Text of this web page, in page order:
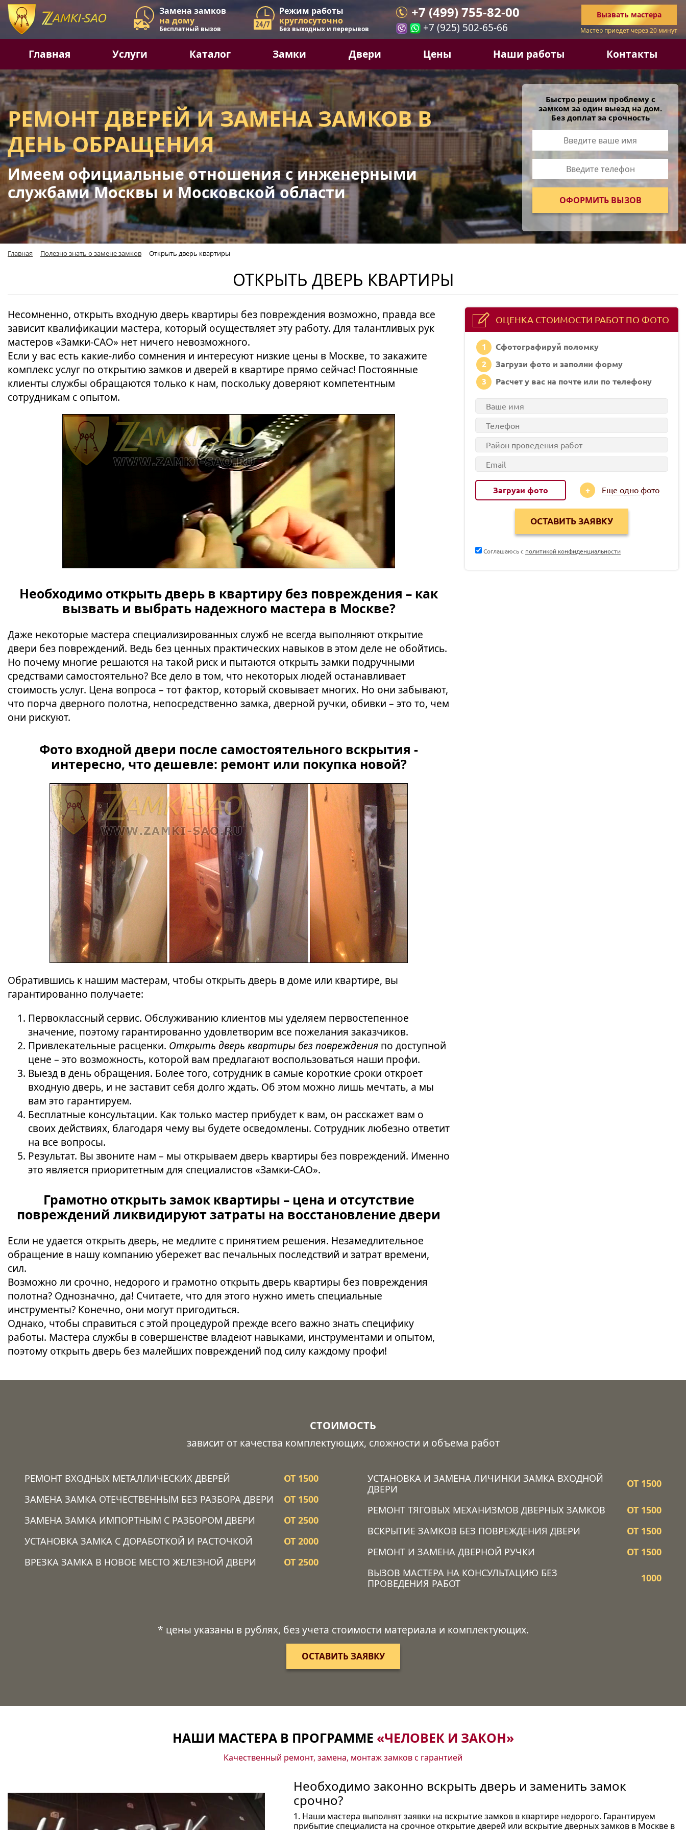
Замена замков
на дому
Бесплатный вызов
Режим работы
круглосуточно
Без выходных и перерывов
+7 (499) 755-82-00
+7 (925) 502-65-66
Вызвать мастера
Мастер приедет через 20 минут
Главная Услуги Каталог Замки Двери Цены Наши работы Контакты
РЕМОНТ ДВЕРЕЙ И ЗАМЕНА ЗАМКОВ В
ДЕНЬ ОБРАЩЕНИЯ
Имеем официальные отношения с инженерными
службами Москвы и Московской области
Быстро решим проблему с
замком за один выезд на дом.
Без доплат за срочность
Главная Полезно знать о замене замков Открыть дверь квартиры
ОТКРЫТЬ ДВЕРЬ КВАРТИРЫ
Несомненно, открыть входную дверь квартиры без повреждения возможно, правда все
зависит квалификации мастера, который осуществляет эту работу. Для талантливых рук
мастеров «Замки-САО» нет ничего невозможного.
Если у вас есть какие-либо сомнения и интересуют низкие цены в Москве, то закажите
комплекс услуг по открытию замков и дверей в квартире прямо сейчас! Постоянные
клиенты службы обращаются только к нам, поскольку доверяют компетентным
сотрудникам с опытом.
Необходимо открыть дверь в квартиру без повреждения – как
вызвать и выбрать надежного мастера в Москве?
Даже некоторые мастера специализированных служб не всегда выполняют открытие
двери без повреждений. Ведь без ценных практических навыков в этом деле не обойтись.
Но почему многие решаются на такой риск и пытаются открыть замки подручными
средствами самостоятельно? Все дело в том, что некоторых людей останавливает
стоимость услуг. Цена вопроса – тот фактор, который сковывает многих. Но они забывают,
что порча дверного полотна, непосредственно замка, дверной ручки, обивки – это то, чем
они рискуют.
Фото входной двери после самостоятельного вскрытия -
интересно, что дешевле: ремонт или покупка новой?
Обратившись к нашим мастерам, чтобы открыть дверь в доме или квартире, вы
гарантированно получаете:
Первоклассный сервис. Обслуживанию клиентов мы уделяем первостепенное
значение, поэтому гарантированно удовлетворим все пожелания заказчиков.
Привлекательные расценки. Открыть дверь квартиры без повреждения по доступной
цене – это возможность, которой вам предлагают воспользоваться наши профи.
Выезд в день обращения. Более того, сотрудник в самые короткие сроки откроет
входную дверь, и не заставит себя долго ждать. Об этом можно лишь мечтать, а мы
вам это гарантируем.
Бесплатные консультации. Как только мастер прибудет к вам, он расскажет вам о
своих действиях, благодаря чему вы будете осведомлены. Сотрудник любезно ответит
на все вопросы.
Результат. Вы звоните нам – мы открываем дверь квартиры без повреждений. Именно
это является приоритетным для специалистов «Замки-САО».
Грамотно открыть замок квартиры – цена и отсутствие
повреждений ликвидируют затраты на восстановление двери
Если не удается открыть дверь, не медлите с принятием решения. Незамедлительное
обращение в нашу компанию убережет вас печальных последствий и затрат времени,
сил.
Возможно ли срочно, недорого и грамотно открыть дверь квартиры без повреждения
полотна? Однозначно, да! Считаете, что для этого нужно иметь специальные
инструменты? Конечно, они могут пригодиться.
Однако, чтобы справиться с этой процедурой прежде всего важно знать специфику
работы. Мастера службы в совершенстве владеют навыками, инструментами и опытом,
поэтому открыть дверь без малейших повреждений под силу каждому профи!
ОЦЕНКА СТОИМОСТИ РАБОТ ПО ФОТО
1
Сфотографируй поломку
2
Загрузи фото и заполни форму
3
Расчет у вас на почте или по телефону
Загрузи фото Еще одно фото
Соглашаюсь с политикой конфиденциальности
СТОИМОСТЬ
зависит от качества комплектующих, сложности и объема работ
РЕМОНТ ВХОДНЫХ МЕТАЛЛИЧЕСКИХ ДВЕРЕЙ
ОТ 1500
ЗАМЕНА ЗАМКА ОТЕЧЕСТВЕННЫМ БЕЗ РАЗБОРА ДВЕРИ
ОТ 1500
ЗАМЕНА ЗАМКА ИМПОРТНЫМ С РАЗБОРОМ ДВЕРИ
ОТ 2500
УСТАНОВКА ЗАМКА C ДОРАБОТКОЙ И РАСТОЧКОЙ
ОТ 2000
ВРЕЗКА ЗАМКА В НОВОЕ МЕСТО ЖЕЛЕЗНОЙ ДВЕРИ
ОТ 2500
УСТАНОВКА И ЗАМЕНА ЛИЧИНКИ ЗАМКА ВХОДНОЙ
ДВЕРИ
ОТ 1500
РЕМОНТ ТЯГОВЫХ МЕХАНИЗМОВ ДВЕРНЫХ ЗАМКОВ
ОТ 1500
ВСКРЫТИЕ ЗАМКОВ БЕЗ ПОВРЕЖДЕНИЯ ДВЕРИ
ОТ 1500
РЕМОНТ И ЗАМЕНА ДВЕРНОЙ РУЧКИ
ОТ 1500
ВЫЗОВ МАСТЕРА НА КОНСУЛЬТАЦИЮ БЕЗ
ПРОВЕДЕНИЯ РАБОТ
1000
* цены указаны в рублях, без учета стоимости материала и комплектующих.
ОСТАВИТЬ ЗАЯВКУ
НАШИ МАСТЕРА В ПРОГРАММЕ «ЧЕЛОВЕК И ЗАКОН»
Качественный ремонт, замена, монтаж замков с гарантией
Необходимо законно вскрыть дверь и заменить замок
срочно?
1. Наши мастера выполнят заявки на вскрытие замков в квартире недорого. Гарантируем
прибытие специалиста на срочное открытие дверей или вскрытие дверных замков в Москве в